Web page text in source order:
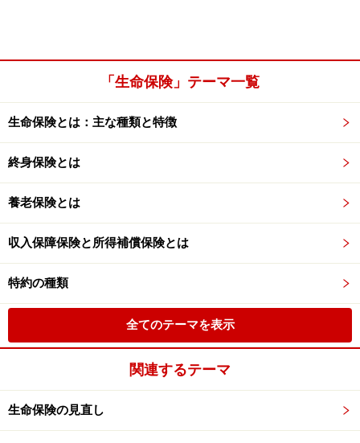
「生命保険」テーマ一覧
生命保険とは：主な種類と特徴
終身保険とは
養老保険とは
収入保障保険と所得補償保険とは
特約の種類
全てのテーマを表示
関連するテーマ
生命保険の見直し